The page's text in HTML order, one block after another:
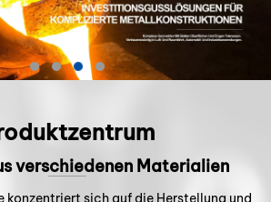
verschiedenen Materialien
konzentriert sich auf die Herstellung und